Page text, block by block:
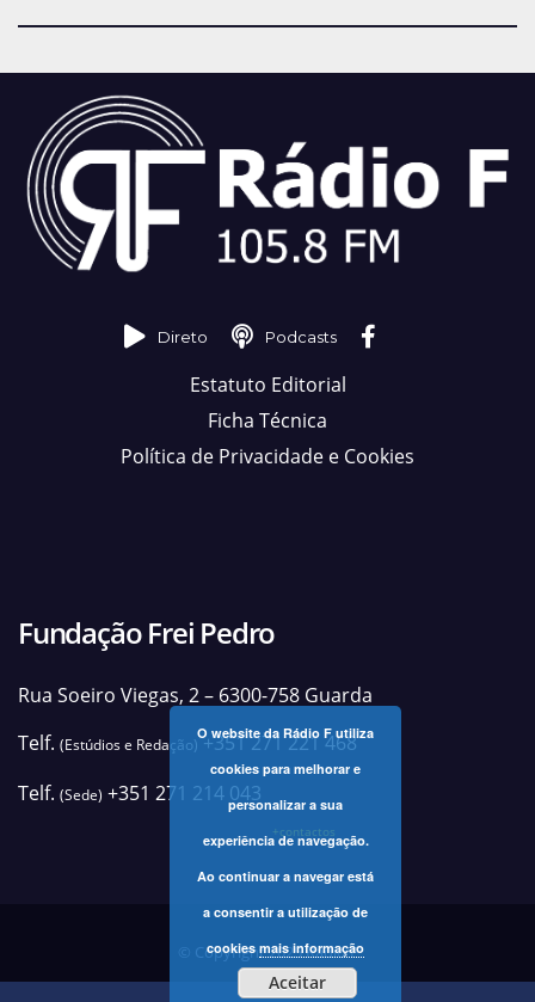
Direto Podcasts
Estatuto Editorial
Ficha Técnica
Política de Privacidade e Cookies
Fundação Frei Pedro
Rua Soeiro Viegas, 2 – 6300-758 Guarda
Telf. (Estúdios e Redação)+351 271 221 468
Telf. (Sede) +351 271 214 043
+contactos
© Copyright 2025 Rádio F
O website da Rádio F utiliza
cookies para melhorar e
personalizar a sua
experiência de navegação.
Ao continuar a navegar está
a consentir a utilização de
cookiesmais informação
Aceitar